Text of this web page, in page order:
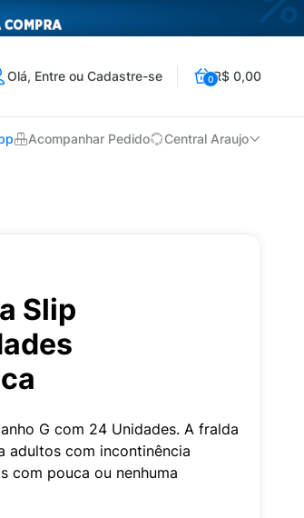
Olá, Entre ou Cadastre-se 0R$ 0,00
Acompanhar Pedido Central Araujo
Slip
G com 24 Unidades. A fralda
adultos com incontinência
com pouca ou nenhuma